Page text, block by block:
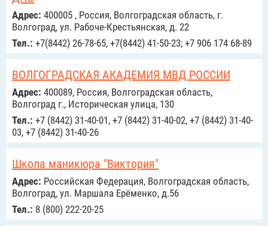
Адрес: 400005 , Россия, Волгоградская область, г.
Волгоград, ул. Рабоче-Крестьянская, д. 22
Тел.: +7(8442) 26-78-65, +7(8442) 41-50-23; +7 906 174 68-89
ВОЛГОГРАДСКАЯ АКАДЕМИЯ МВД РОССИИ
Адрес: 400089, Россия, Волгоградская область,
Волгоград г., Историческая улица, 130
Тел.: +7 (8442) 31-40-01, +7 (8442) 31-40-02, +7 (8442) 31-40-
03, +7 (8442) 31-40-26
Школа маникюра "Виктория"
Адрес: Российcкая Федерация, Волгоградская область,
Волгоград, ул. Маршала Ерёменко, д.56
Тел.: 8 (800) 222-20-25